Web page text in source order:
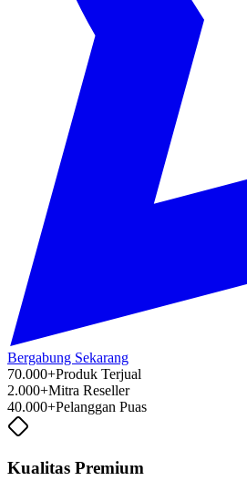
Bergabung Sekarang
70.000+Produk Terjual
2.000+Mitra Reseller
40.000+Pelanggan Puas
Kualitas Premium